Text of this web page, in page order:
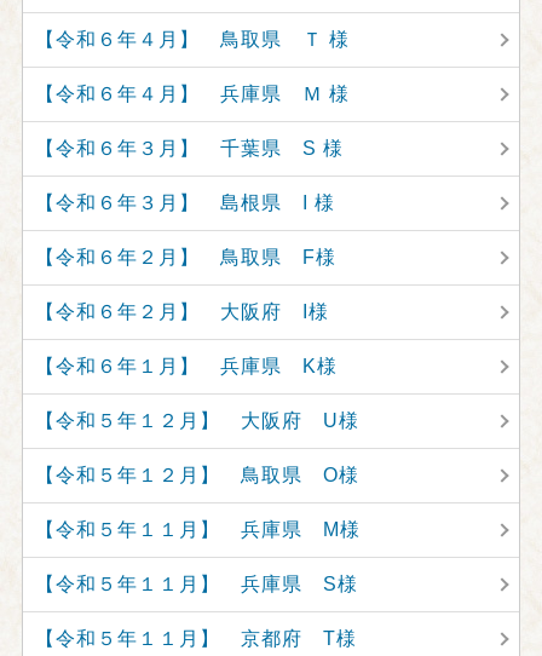
【令和６年４月】 鳥取県 Ｔ 様
【令和６年４月】 兵庫県 Ｍ 様
【令和６年３月】 千葉県 S 様
【令和６年３月】 島根県 I 様
【令和６年２月】 鳥取県 F様
【令和６年２月】 大阪府 I様
【令和６年１月】 兵庫県 K様
【令和５年１２月】 大阪府 U様
【令和５年１２月】 鳥取県 O様
【令和５年１１月】 兵庫県 M様
【令和５年１１月】 兵庫県 S様
【令和５年１１月】 京都府 T様